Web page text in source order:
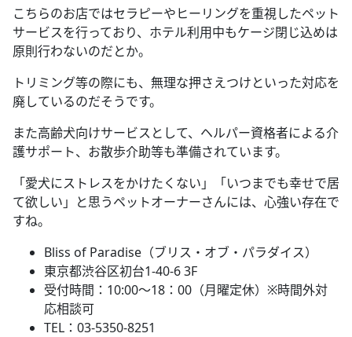
こちらのお店ではセラピーやヒーリングを重視したペット
サービスを行っており、ホテル利用中もケージ閉じ込めは
原則行わないのだとか。
トリミング等の際にも、無理な押さえつけといった対応を
廃しているのだそうです。
また高齢犬向けサービスとして、ヘルパー資格者による介
護サポート、お散歩介助等も準備されています。
「愛犬にストレスをかけたくない」「いつまでも幸せで居
て欲しい」と思うペットオーナーさんには、心強い存在で
すね。
Bliss of Paradise（ブリス・オブ・パラダイス）
東京都渋谷区初台1-40-6 3F
受付時間：10:00～18：00（月曜定休）※時間外対
応相談可
TEL：03-5350-8251